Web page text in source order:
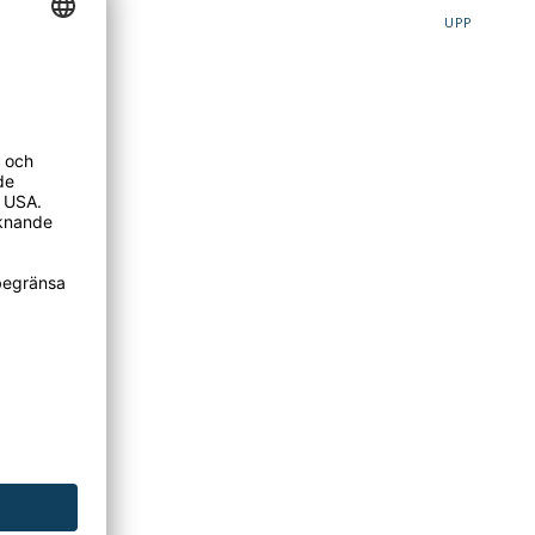
UPP
exempelvis